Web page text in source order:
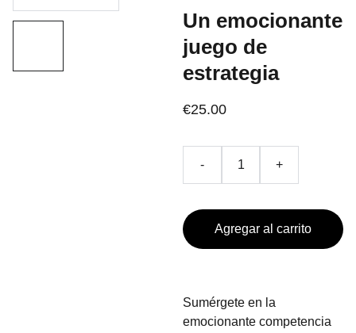
Un emocionante
juego de
estrategia
€25.00
- +
Agregar al carrito
Sumérgete en la
emocionante competencia